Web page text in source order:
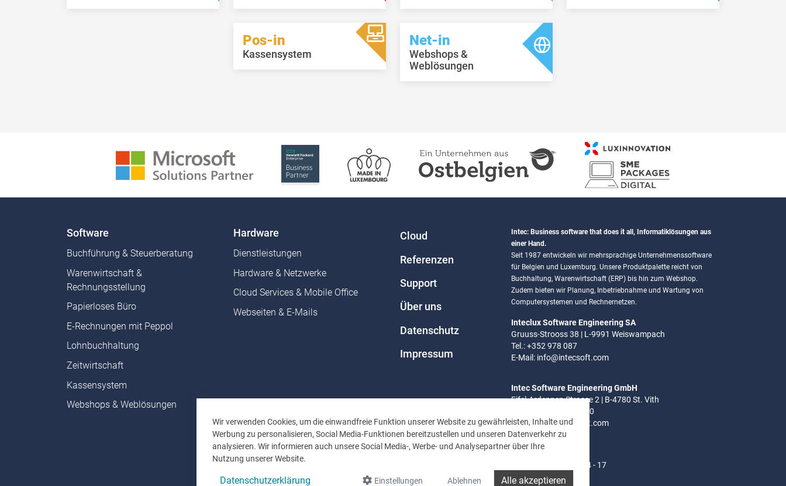
Wir verwenden Cookies, um die einwandfreie Funktion unserer Website zu gewährleisten, Inhalte und
Werbung zu personalisieren, Social Media-Funktionen bereitzustellen und unseren Datenverkehr zu
analysieren. Wir informieren auch unsere Social Media-, Werbe- und Analysepartner über Ihre
Nutzung unserer Website.
Datenschutzerklärung Einstellungen Ablehnen Alle akzeptieren
Pos-in
Kassensystem
Net-in
Webshops &
Weblösungen
Software
Buchführung & Steuerberatung
Warenwirtschaft &
Rechnungsstellung
Papierloses Büro
E-Rechnungen mit Peppol
Lohnbuchhaltung
Zeitwirtschaft
Kassensystem
Webshops & Weblösungen
Hardware
Dienstleistungen
Hardware & Netzwerke
Cloud Services & Mobile Office
Webseiten & E-Mails
Cloud
Referenzen
Support
Über uns
Datenschutz
Impressum
Intec: Business software that does it all, Informatiklösungen aus
einer Hand.
Seit 1987 entwickeln wir mehrsprachige Unternehmenssoftware
für Belgien und Luxemburg. Unsere Produktpalette reicht von
Buchhaltung, Warenwirtschaft (ERP) bis hin zum Webshop.
Zudem bieten wir Planung, Inbetriebnahme und Wartung von
Computersystemen und Rechnernetzen.
Inteclux Software Engineering SA
Gruuss-Strooss 38 | L-9991 Weiswampach
Tel.: +352 978 087
E-Mail: info@intecsoft.com
Intec Software Engineering GmbH
Eifel-Ardennen Strasse 2 | B-4780 St. Vith
Tel.: +32 (0)80 280 080
E-Mail:info@intecsoft.com
Mo - Do: 8 - 12 Uhr | 14 - 17
Uhr